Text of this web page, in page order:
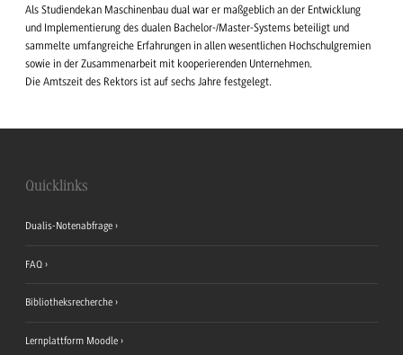
Als Studiendekan Maschinenbau dual war er maßgeblich an der Entwicklung
und Implementierung des dualen Bachelor-/Master-Systems beteiligt und
sammelte umfangreiche Erfahrungen in allen wesentlichen Hochschulgremien
sowie in der Zusammenarbeit mit kooperierenden Unternehmen.
Die Amtszeit des Rektors ist auf sechs Jahre festgelegt.
Quicklinks
Dualis-Notenabfrage
FAQ
Bibliotheksrecherche
Lernplattform Moodle